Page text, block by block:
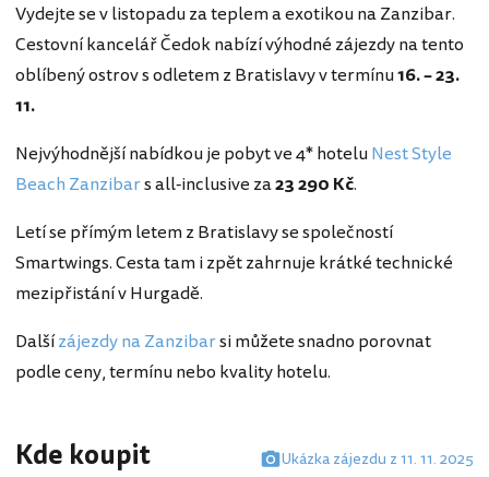
Vydejte se v listopadu za teplem a exotikou na Zanzibar.
Cestovní kancelář Čedok nabízí výhodné zájezdy na tento
oblíbený ostrov s odletem z Bratislavy v termínu16. – 23.
11.
Nejvýhodnější nabídkou je pobyt ve 4* hoteluNest Style
Beach Zanzibars all-inclusive za23 290 Kč.
Letí se přímým letem z Bratislavy se společností
Smartwings. Cesta tam i zpět zahrnuje krátké technické
mezipřistání v Hurgadě.
Dalšízájezdy na Zanzibarsi můžete snadno porovnat
podle ceny, termínu nebo kvality hotelu.
Kde koupit Ukázka zájezdu z 11. 11. 2025